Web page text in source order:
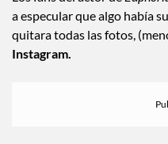
Los fans del actor de
a especular que algo había
quitara todas las fotos,